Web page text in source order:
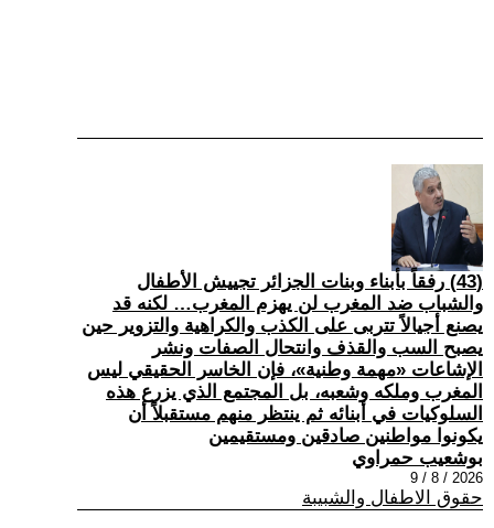
(43) رفقاً بأبناء وبنات الجزائر تجييش الأطفال
والشباب ضد المغرب لن يهزم المغرب… لكنه قد
يصنع أجيالاً تتربى على الكذب والكراهية والتزوير حين
يصبح السب والقذف وانتحال الصفات ونشر
الإشاعات «مهمة وطنية»، فإن الخاسر الحقيقي ليس
المغرب وملكه وشعبه، بل المجتمع الذي يزرع هذه
السلوكيات في أبنائه ثم ينتظر منهم مستقبلاً أن
يكونوا مواطنين صادقين ومستقيمين
بوشعيب حمراوي
2026 / 8 / 9
حقوق الاطفال والشبيبة